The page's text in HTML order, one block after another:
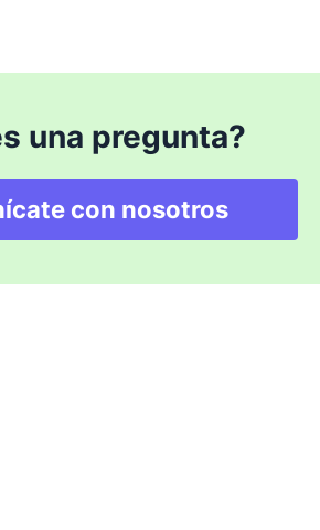
una pregunta?
con nosotros